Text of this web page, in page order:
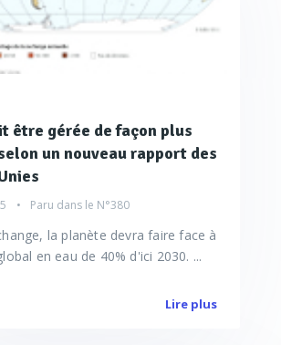
être gérée de façon plus
un nouveau rapport des
Paru dans le N°380
la planète devra faire face à
en eau de 40% d'ici 2030. ...
Lire plus